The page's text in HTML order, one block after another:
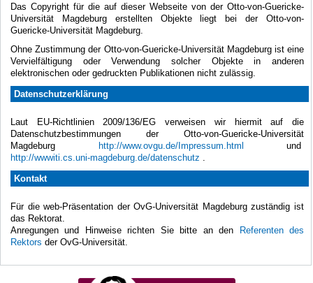
Das Copyright für die auf dieser Webseite von der Otto-von-Guericke-
Universität Magdeburg erstellten Objekte liegt bei der Otto-von-
Guericke-Universität Magdeburg.
Ohne Zustimmung der Otto-von-Guericke-Universität Magdeburg ist eine
Vervielfältigung oder Verwendung solcher Objekte in anderen
elektronischen oder gedruckten Publikationen nicht zulässig.
Datenschutzerklärung
Laut EU-Richtlinien 2009/136/EG verweisen wir hiermit auf die
Datenschutzbestimmungen der Otto-von-Guericke-Universität
Magdeburg
http://www.ovgu.de/Impressum.html
und
http://wwwiti.cs.uni-magdeburg.de/datenschutz
Kontakt
Für die web-Präsentation der OvG-Universität Magdeburg zuständig ist
das Rektorat.
Anregungen und Hinweise richten Sie bitte an den
Referenten des
Rektors der OvG-Universität.